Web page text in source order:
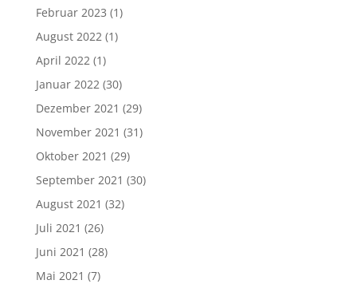
Februar 2023 (1)
August 2022(1)
April 2022(1)
Januar 2022(30)
Dezember 2021 (29)
November 2021 (31)
Oktober 2021 (29)
September 2021 (30)
August 2021 (32)
Juli 2021 (26)
Juni 2021 (28)
Mai 2021 (7)